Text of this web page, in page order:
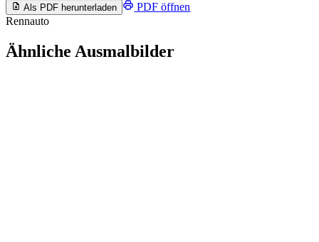
Als PDF herunterladen
PDF öffnen
Rennauto
Ähnliche Ausmalbilder